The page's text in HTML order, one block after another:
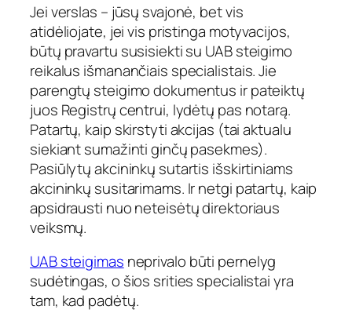
Jei verslas – jūsų svajonė, bet vis
atidėliojate, jei vis pristinga motyvacijos,
būtų pravartu susisiekti su UAB steigimo
reikalus išmanančiais specialistais. Jie
parengtų steigimo dokumentus ir pateiktų
juos Registrų centrui, lydėtų pas notarą.
Patartų, kaip skirstyti akcijas (tai aktualu
siekiant sumažinti ginčų pasekmes).
Pasiūlytų akcininkų sutartis išskirtiniams
akcininkų susitarimams. Ir netgi patartų, kaip
apsidrausti nuo neteisėtų direktoriaus
veiksmų.
UAB steigimas neprivalo būti pernelyg
sudėtingas, o šios srities specialistai yra
tam, kad padėtų.